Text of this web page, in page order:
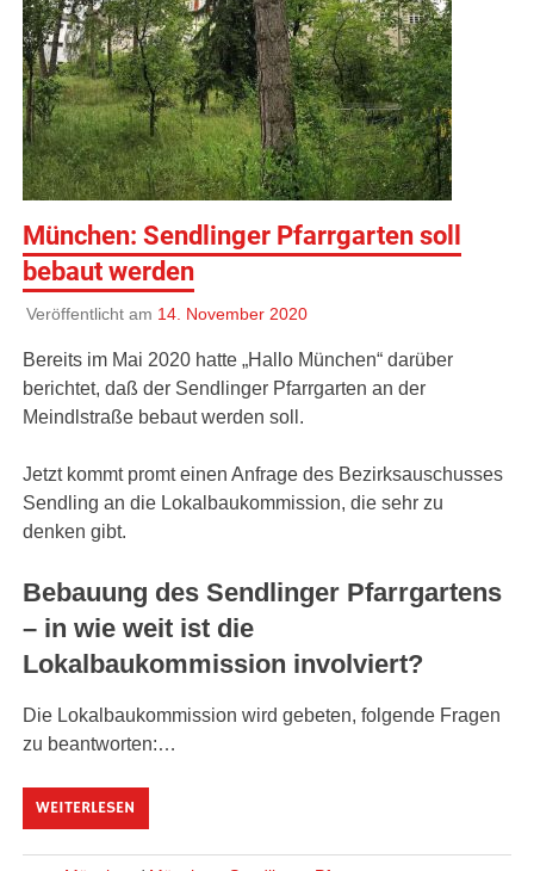
München: Sendlinger Pfarrgarten soll
bebaut werden
Veröffentlicht am 14. November 2020
Bereits im Mai 2020 hatte „Hallo München“ darüber
berichtet, daß der Sendlinger Pfarrgarten an der
Meindlstraße bebaut werden soll.
Jetzt kommt promt einen Anfrage des Bezirksauschusses
Sendling an die Lokalbaukommission, die sehr zu
denken gibt.
Bebauung des Sendlinger Pfarrgartens
– in wie weit ist die
Lokalbaukommission involviert?
Die Lokalbaukommission wird gebeten, folgende Fragen
zu beantworten:…
WEITERLESEN